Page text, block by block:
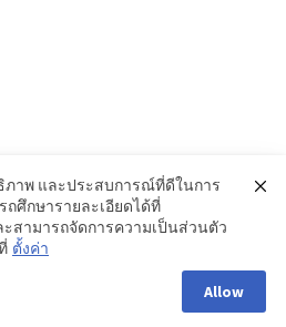
SampleonGenesis Framework
ภาพ และประสบการณ์ที่ดีในการ
ศึกษารายละเอียดได้ที่
ะสามารถจัดการความเป็นส่วนตัว
ตั้งค่า
Allow